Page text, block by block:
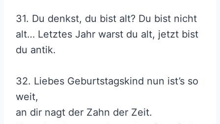
31. Du denkst, du bist alt? Du bist nicht
alt… Letztes Jahr warst du alt, jetzt bist
du antik.
32. Liebes Geburtstagskind nun ist’s so
weit,
an dir nagt der Zahn der Zeit.